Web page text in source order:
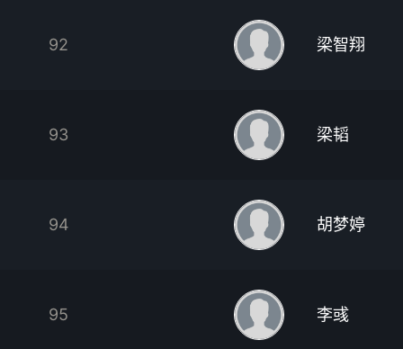
92 梁智翔
93 梁韬
94 胡梦婷
95 李彧